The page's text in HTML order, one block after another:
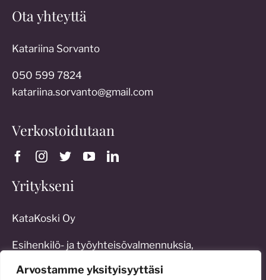
Arvostamme yksityisyyttäsi
Ota yhteyttä
Katariina Sorvanto
050 599 7824
katariina.sorvanto@gmail.com
Verkostoidutaan
Yritykseni
KataKoski Oy
Esihenkilö- ja työyhteisövalmennuksia,